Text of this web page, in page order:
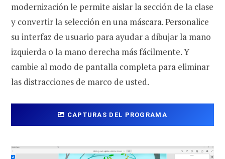
modernización le permite aislar la sección de la clase
y convertir la selección en una máscara. Personalice
su interfaz de usuario para ayudar a dibujar la mano
izquierda o la mano derecha más fácilmente. Y
cambie al modo de pantalla completa para eliminar
las distracciones de marco de usted.
CAPTURAS DEL PROGRAMA